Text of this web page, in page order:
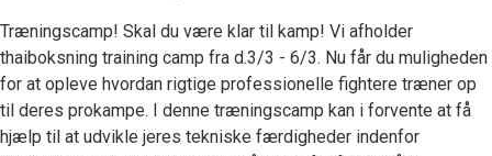
Træningscamp! Skal du være klar til kamp! Vi afholder
thaiboksning training camp fra d.3/3 - 6/3. Nu får du muligheden
for at opleve hvordan rigtige professionelle fightere træner op
til deres prokampe. I denne træningscamp kan i forvente at få
hjælp til at udvikle jeres tekniske færdigheder indenfor